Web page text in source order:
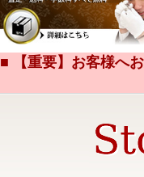
■ 【重要】お客様へ